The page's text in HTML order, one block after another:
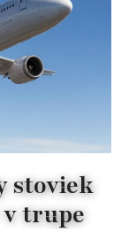
stoviek
trupe